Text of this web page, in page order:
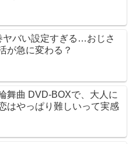
ヤバい設定すぎる…おじさ
が急に変わる？
舞曲 DVD-BOXで、大人に
はやっぱり難しいって実感